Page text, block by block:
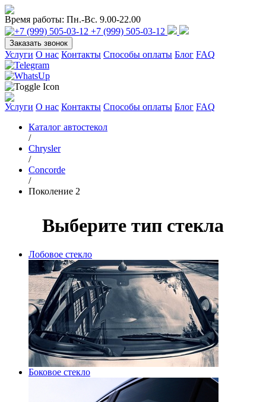
Время работы: Пн.-Вс. 9.00-22.00
+7 (999) 505-03-12
Заказать звонок
Услуги О нас Контакты Способы оплаты Блог FAQ
Услуги О нас Контакты Способы оплаты Блог FAQ
Каталог автостекол
/
Chrysler
/
Concorde
/
Поколение 2
Выберите тип стекла
Лобовое стекло
Боковое стекло